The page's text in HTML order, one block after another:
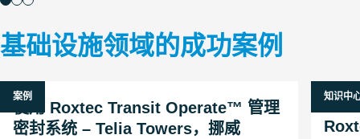
基础设施领域的成功案例
案例
使用 Roxtec Transit Operate™ 管理
密封系统 – Telia Towers，挪威
知识中
26 一